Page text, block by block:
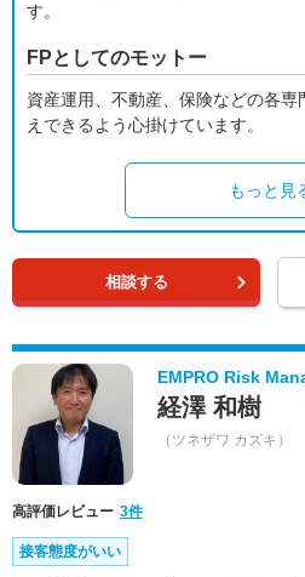
す。
FPとしてのモットー
資産運用、不動産、保険などの各
えできるよう心掛けています。
もっと見
相談する
EMPRO Risk
経澤 和樹
（ツネザワ カズキ）
高評価レビュー 3件
接客態度がいい